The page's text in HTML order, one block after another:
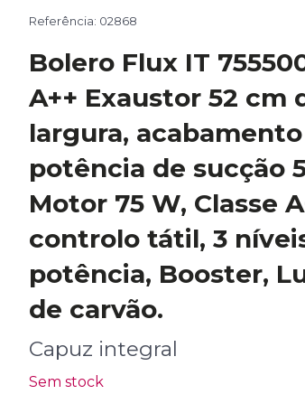
Referência: 02868
Bolero Flux IT
A++ Exaustor 52 cm
largura,
potência de sucção
Motor 75 W, Classe
controlo tátil, 3
potência, Booster,
de carvão.
Capuz integral
Sem stock